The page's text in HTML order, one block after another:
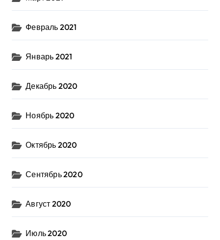
Февраль 2021
Январь 2021
Декабрь 2020
Ноябрь 2020
Октябрь 2020
Сентябрь 2020
Август 2020
Июль 2020